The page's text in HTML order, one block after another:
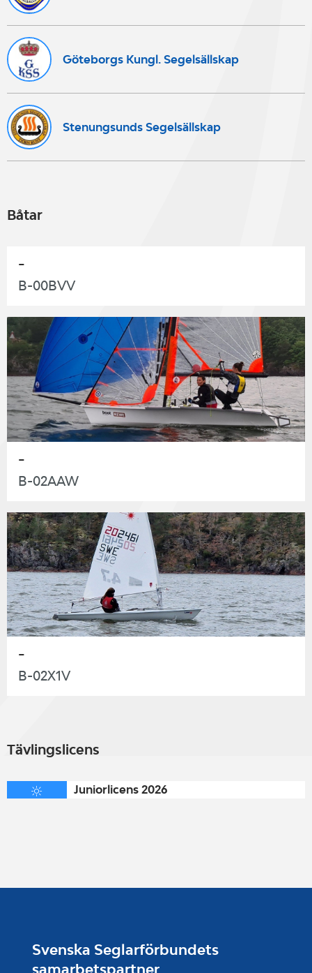
Göteborgs Kungl. Segelsällskap
Stenungsunds Segelsällskap
Båtar
-
B-00BVV
-
B-02AAW
-
B-02X1V
Tävlingslicens
Juniorlicens 2026
Svenska Seglarförbundets
samarbetspartner